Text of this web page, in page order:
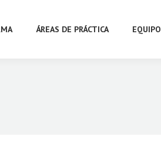
ÁREAS DE PRÁCTICA EQUIPO